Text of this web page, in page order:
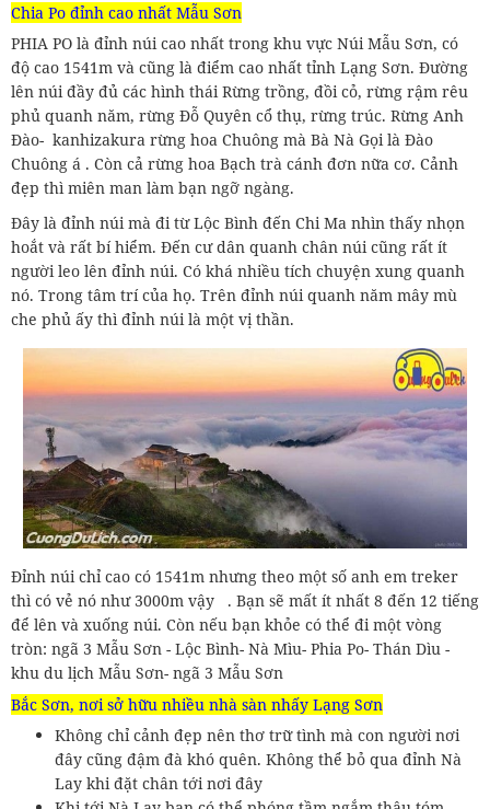
Chia Po đỉnh cao nhất Mẫu Sơn
PHIA PO là đỉnh núi cao nhất trong khu vực Núi Mẫu Sơn, có
độ cao 1541m và cũng là điểm cao nhất tỉnh Lạng Sơn. Đường
lên núi đầy đủ các hình thái Rừng trồng, đồi cỏ, rừng rậm rêu
phủ quanh năm, rừng Đỗ Quyên cổ thụ, rừng trúc. Rừng Anh
Đào- kanhizakura rừng hoa Chuông mà Bà Nà Gọi là Đào
Chuông á . Còn cả rừng hoa Bạch trà cánh đơn nữa cơ. Cảnh
đẹp thì miên man làm bạn ngỡ ngàng.
Đây là đỉnh núi mà đi từ Lộc Bình đến Chi Ma nhìn thấy nhọn
hoắt và rất bí hiểm. Đến cư dân quanh chân núi cũng rất ít
người leo lên đỉnh núi. Có khá nhiều tích chuyện xung quanh
nó. Trong tâm trí của họ. Trên đỉnh núi quanh năm mây mù
che phủ ấy thì đỉnh núi là một vị thần.
Đỉnh núi chỉ cao có 1541m nhưng theo một số anh em treker
thì có vẻ nó như 3000m vậy . Bạn sẽ mất ít nhất 8 đến 12 tiếng
để lên và xuống núi. Còn nếu bạn khỏe có thể đi một vòng
tròn: ngã 3 Mẫu Sơn - Lộc Bình- Nà Mìu- Phia Po- Thán Dìu -
khu du lịch Mẫu Sơn- ngã 3 Mẫu Sơn
Bắc Sơn, nơi sở hữu nhiều nhà sàn nhấy Lạng Sơn
Không chỉ cảnh đẹp nên thơ trữ tình mà con người nơi
đây cũng đậm đà khó quên. Không thể bỏ qua đỉnh Nà
Lay khi đặt chân tới nơi đây